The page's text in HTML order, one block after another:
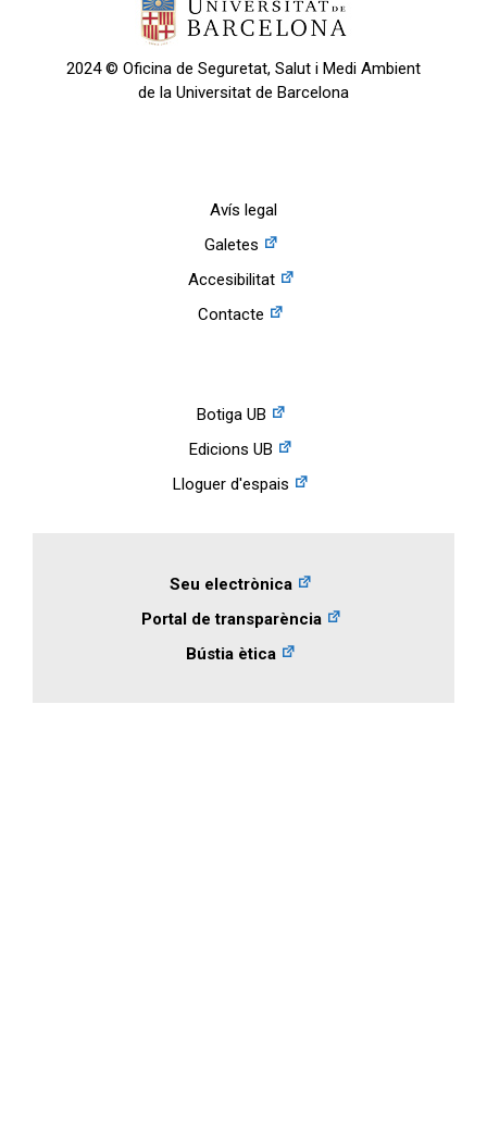
2024 © Oficina de Seguretat, Salut i Medi Ambient
de la Universitat de Barcelona
Avís legal
Galetes
Accesibilitat
Contacte
Botiga UB
Edicions UB
Lloguer d'espais
Seu electrònica
Portal de transparència
Bústia ètica